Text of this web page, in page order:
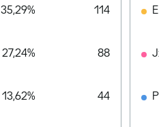
35,29% 114
27,24% 88
13,62% 44